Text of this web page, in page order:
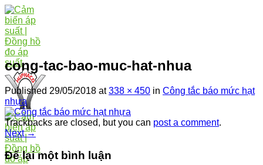
cong-tac-bao-muc-hat-nhua
Published 29/05/2018 at338 × 450 in Công tắc báo mức hạt
nhựa
Trackbacks are closed, but you can post a comment.
Next→
Để lại một bình luận